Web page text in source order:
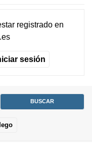
registradoen
sesión